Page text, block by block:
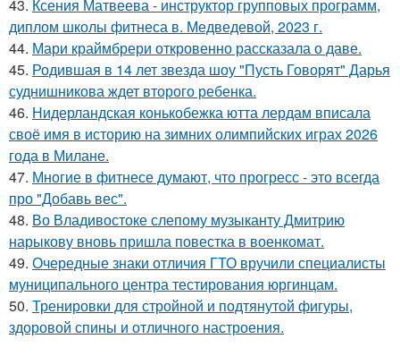
43. Ксения Матвеева - инструктор групповых программ,
диплом школы фитнеса в. Медведевой, 2023 г.
44. Мари краймбрери откровенно рассказала о даве.
45. Родившая в 14 лет звезда шоу "Пусть Говорят" Дарья
суднишникова ждет второго ребенка.
46. Нидерландская конькобежка ютта лердам вписала
своё имя в историю на зимних олимпийских играх 2026
года в Милане.
47. Многие в фитнесе думают, что прогресс - это всегда
про "Добавь вес".
48. Во Владивостоке слепому музыканту Дмитрию
нарыкову вновь пришла повестка в военкомат.
49. Очередные знаки отличия ГТО вручили специалисты
муниципального центра тестирования юргинцам.
50. Тренировки для стройной и подтянутой фигуры,
здоровой спины и отличного настроения.